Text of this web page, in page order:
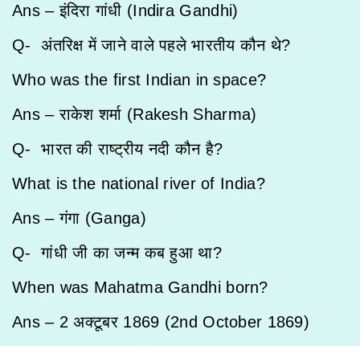
Ans – इंदिरा गांधी (Indira Gandhi)
Q- अंतरिक्ष में जाने वाले पहले भारतीय कौन थे?
Who was the first Indian in space?
Ans – राकेश शर्मा (Rakesh Sharma)
Q- भारत की राष्ट्रीय नदी कौन है?
What is the national river of India?
Ans – गंगा (Ganga)
Q- गांधी जी का जन्म कब हुआ था?
When was Mahatma Gandhi born?
Ans – 2 अक्टूबर 1869 (2nd October 1869)